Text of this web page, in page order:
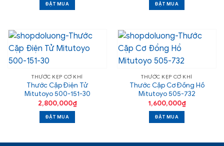
ĐẶT MUA ĐẶT MUA
THƯỚC KẸP CƠ KHÍ
Thước Cặp Điện Tử
Mitutoyo 500-151-30
2,800,000₫
ĐẶT MUA
THƯỚC KẸP CƠ KHÍ
Thước Cặp Cơ Đồng Hồ
Mitutoyo 505-732
1,600,000₫
ĐẶT MUA